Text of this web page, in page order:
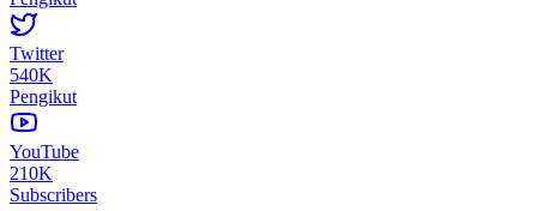
Twitter
540K
Pengikut
YouTube
210K
Subscribers